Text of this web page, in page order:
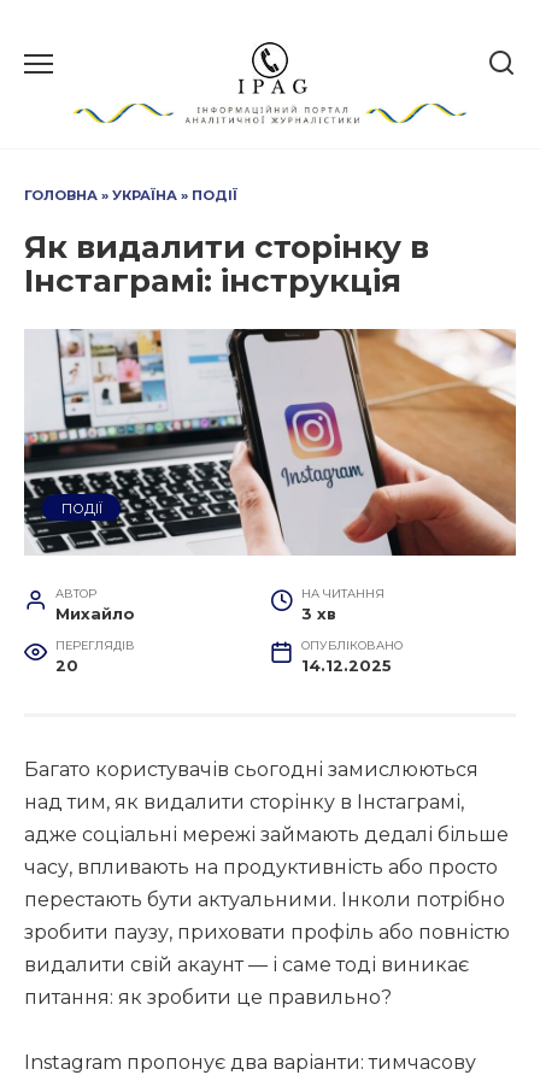
вмісту
ГОЛОВНА » УКРАЇНА » ПОДІЇ
Як видалити сторінку в
Інстаграмі: інструкція
ПОДІЇ
АВТОР
Михайло
НА ЧИТАННЯ
3 хв
ПЕРЕГЛЯДІВ
20
ОПУБЛІКОВАНО
14.12.2025
Багато користувачів сьогодні замислюються
над тим, як видалити сторінку в Інстаграмі,
адже соціальні мережі займають дедалі більше
часу, впливають на продуктивність або просто
перестають бути актуальними. Інколи потрібно
зробити паузу, приховати профіль або повністю
видалити свій акаунт — і саме тоді виникає
питання: як зробити це правильно?
Instagram пропонує два варіанти: тимчасову